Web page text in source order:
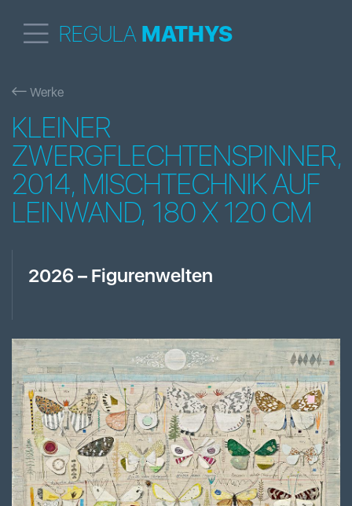
REGULA MATHYS
Werke
KLEINER
ZWERGFLECHTENSPINNER,
2014, MISCHTECHNIK AUF
LEINWAND, 180 X 120 CM
2026 – Figurenwelten